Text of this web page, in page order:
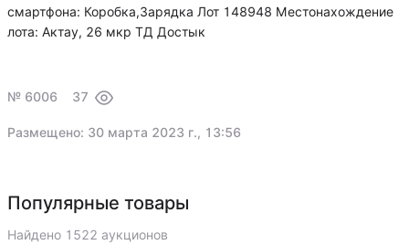
смартфона: Коробка,Зарядка Лот 148948 Местонахождение
лота: Актау, 26 мкр ТД Достык
№ 6006 37
Размещено: 30 марта 2023 г., 13:56
Популярные товары
Найдено 1522 аукционов